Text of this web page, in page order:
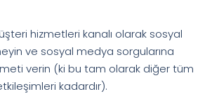
hizmetleri kanalı olarak sosyal
ve sosyal medya sorgularına
verin (ki bu tam olarak diğer tüm
kadardır).